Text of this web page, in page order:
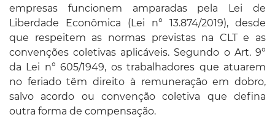
empresas funcionem amparadas pela Lei de
Liberdade Econômica (Lei n° 13.874/2019), desde
que respeitem as normas previstas na CLT e as
convenções coletivas aplicáveis. Segundo o Art. 9°
da Lei n° 605/1949, os trabalhadores que atuarem
no feriado têm direito à remuneração em dobro,
salvo acordo ou convenção coletiva que defina
outra forma de compensação.